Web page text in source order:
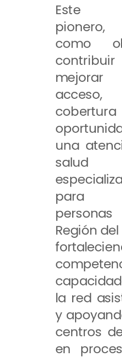
Este
como
acceso,
una
salud
para
Región
la red
y
centros
en